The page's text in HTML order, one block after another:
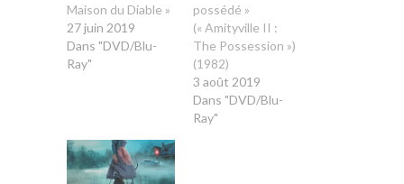
Maison du Diable »
27 juin 2019
Dans "DVD/Blu-
Ray"
possédé »
(« Amityville II :
The Possession »)
(1982)
3 août 2019
Dans "DVD/Blu-
Ray"